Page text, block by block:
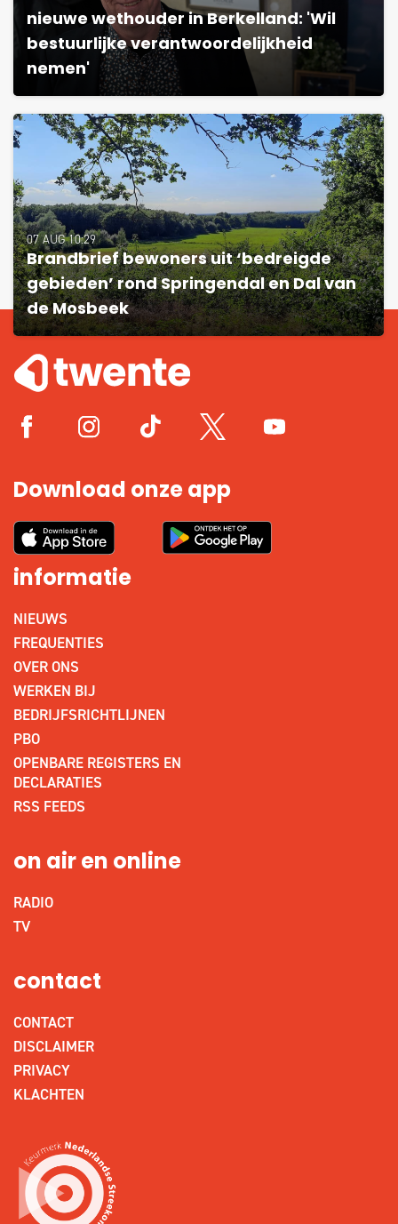
nieuwe wethouder in Berkelland: 'Wil
bestuurlijke verantwoordelijkheid
nemen'
07 AUG 10:29
Brandbrief bewoners uit ‘bedreigde
gebieden’ rond Springendal en Dal van
de Mosbeek
Download onze app
informatie
NIEUWS
FREQUENTIES
OVER ONS
WERKEN BIJ
BEDRIJFSRICHTLIJNEN
PBO
OPENBARE REGISTERS EN
DECLARATIES
RSS FEEDS
on air en online
RADIO
TV
contact
CONTACT
DISCLAIMER
PRIVACY
KLACHTEN